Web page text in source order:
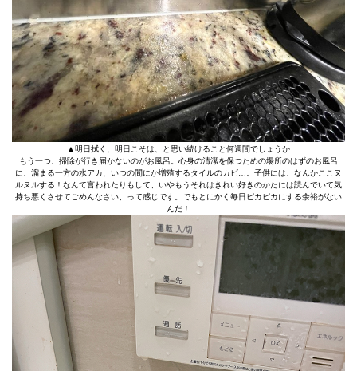
▲明日拭く、明日こそは、と思い続けること何週間でしょうか
もう一つ、掃除が行き届かないのがお風呂。心身の清潔を保つための場所のはずのお風呂
に、溜まる一方の水アカ、いつの間にか増殖するタイルのカビ…。子供には、なんかここヌ
ルヌルする！なんて言われたりもして、いやもうそれはきれい好きのかたには読んでいて気
持ち悪くさせてごめんなさい、って感じです。でもとにかく毎日ピカピカにする余裕がない
んだ！